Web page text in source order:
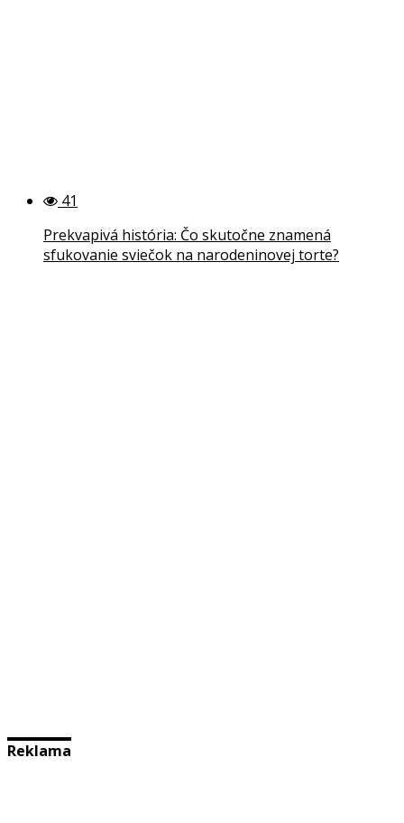
41
Prekvapivá história: Čo skutočne znamená
sfukovanie sviečok na narodeninovej torte?
Reklama